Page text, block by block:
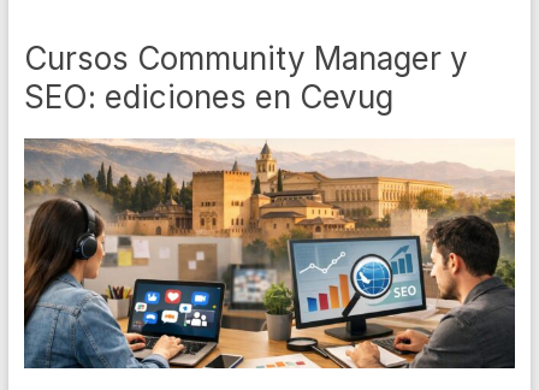
Cursos Community Manager y
SEO: ediciones en Cevug